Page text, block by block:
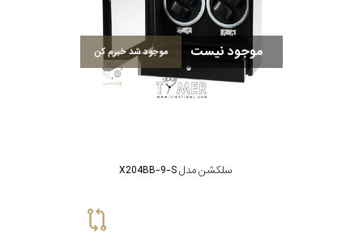
موجود نیست موجود شد خبرم کن
سلکشن مدل X204BB-9-S